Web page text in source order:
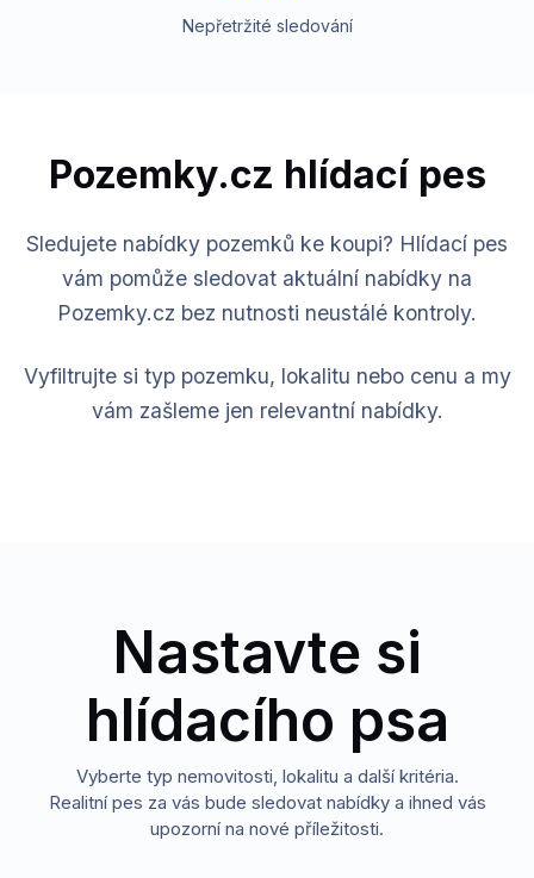
Nepřetržité sledování
Pozemky.cz hlídací pes
Sledujete nabídky pozemků ke koupi? Hlídací pes
vám pomůže sledovat aktuální nabídky na
Pozemky.cz bez nutnosti neustálé kontroly.
Vyfiltrujte si typ pozemku, lokalitu nebo cenu a my
vám zašleme jen relevantní nabídky.
Nastavte si
hlídacího psa
Vyberte typ nemovitosti, lokalitu a další kritéria.
Realitní pes za vás bude sledovat nabídky a ihned vás
upozorní na nové příležitosti.